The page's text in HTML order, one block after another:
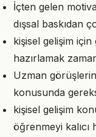
İçten gelen
dışsal baskıdan
kişisel gelişim
hazırlamak
Uzman
konusunda
kişisel gelişim
öğrenmeyi kalıcı